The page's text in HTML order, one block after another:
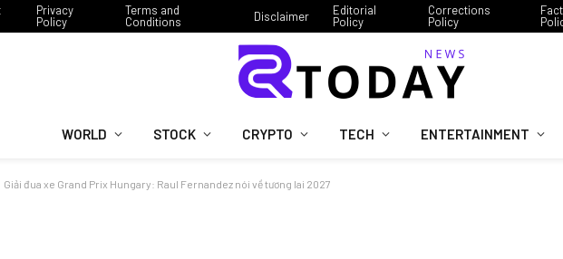
Privacy
Policy
Terms and
Conditions
Disclaimer
Editorial
Policy
Corrections
Policy
WORLD STOCK CRYPTO TECH ENTERTAINMENT
Giải đua xe Grand Prix Hungary: Raul Fernandez nói về tương lai 2027